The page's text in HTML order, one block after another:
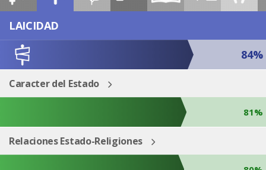
ESP ENG
LAICIDAD
84%
Caracter del Estado
81%
Relaciones Estado-Religiones